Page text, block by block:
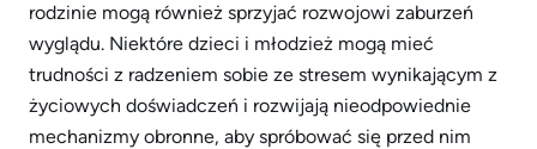
rodzinie mogą również sprzyjać rozwojowi zaburzeń
wyglądu. Niektóre dzieci i młodzież mogą mieć
trudności z radzeniem sobie ze stresem wynikającym z
życiowych doświadczeń i rozwijają nieodpowiednie
mechanizmy obronne, aby spróbować się przed nim